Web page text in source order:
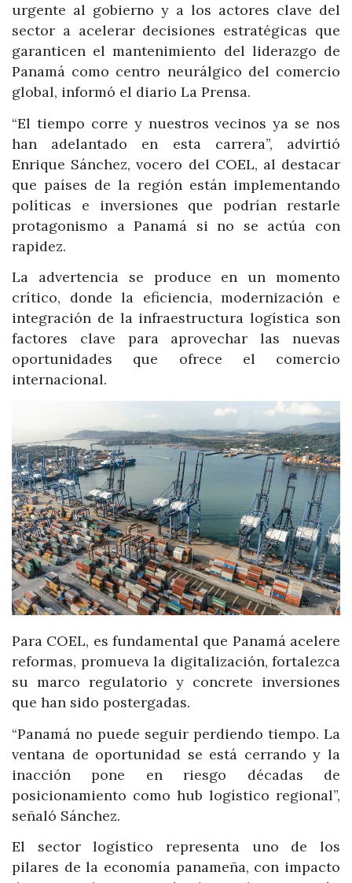
urgente al gobierno y a los actores clave del
sector a acelerar decisiones estratégicas que
garanticen el mantenimiento del liderazgo de
Panamá como centro neurálgico del comercio
global, informó el diario La Prensa.
“El tiempo corre y nuestros vecinos ya se nos
han adelantado en esta carrera”, advirtió
Enrique Sánchez, vocero del COEL, al destacar
que países de la región están implementando
políticas e inversiones que podrían restarle
protagonismo a Panamá si no se actúa con
rapidez.
La advertencia se produce en un momento
crítico, donde la eficiencia, modernización e
integración de la infraestructura logística son
factores clave para aprovechar las nuevas
oportunidades que ofrece el comercio
internacional.
Para COEL, es fundamental que Panamá acelere
reformas, promueva la digitalización, fortalezca
su marco regulatorio y concrete inversiones
que han sido postergadas.
“Panamá no puede seguir perdiendo tiempo. La
ventana de oportunidad se está cerrando y la
inacción pone en riesgo décadas de
posicionamiento como hub logístico regional”,
señaló Sánchez.
El sector logístico representa uno de los
pilares de la economía panameña, con impacto